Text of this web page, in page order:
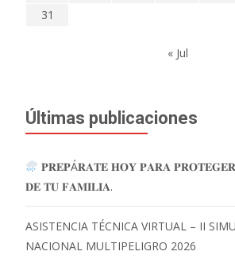
31
« Jul
Últimas publicaciones
𝐏𝐑𝐄𝐏Á𝐑𝐀𝐓𝐄 𝐇𝐎𝐘 𝐏𝐀𝐑𝐀
𝐃𝐄 𝐓𝐔 𝐅𝐀𝐌𝐈𝐋𝐈𝐀.
ASISTENCIA TÉCNICA VIRTUAL – II
NACIONAL MULTIPELIGRO 2026